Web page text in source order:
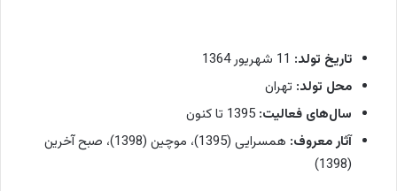
تاریخ تولد:
محل تولد: تهران
سال‌های فعالیت:
آثار معروف:
همسرایی (1395)، موچین (1398)، صبح آخرین
(1398)